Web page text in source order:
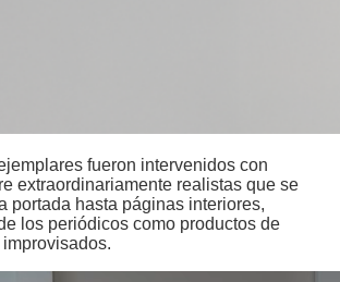
fueron intervenidos con
extraordinariamente realistas que se
portada hasta páginas interiores,
los periódicos como productos de